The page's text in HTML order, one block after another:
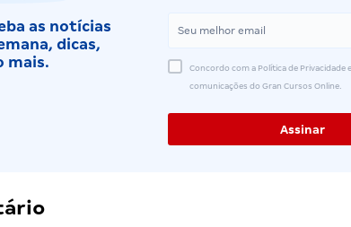
as notícias
dicas,
mais.
Concordo com a Política de Privacidade
comunicações do Gran Cursos Online.